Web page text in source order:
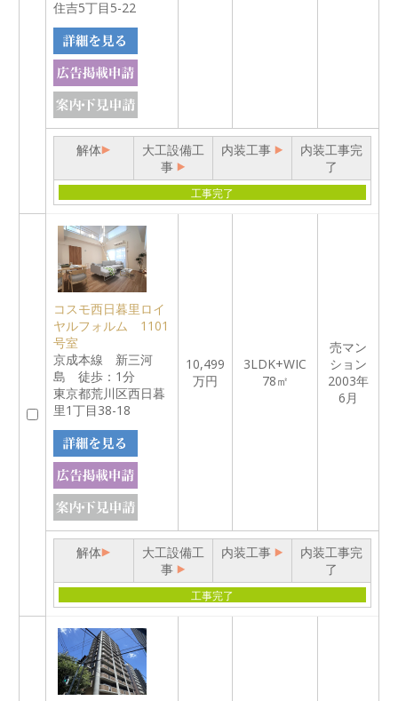
住吉5丁目5-22
解体
大工設備工
事
内装工事
内装工事完
了
工事完了
コスモ西日暮里ロイ
ヤルフォルム 1101
号室
京成本線 新三河
島 徒歩：1分
東京都荒川区西日暮
里1丁目38-18
10,499
万円
3LDK+WIC
78㎡
売マン
ション
2003年
6月
解体
大工設備工
事
内装工事
内装工事完
了
工事完了